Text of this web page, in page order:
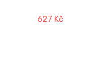
627 Kč